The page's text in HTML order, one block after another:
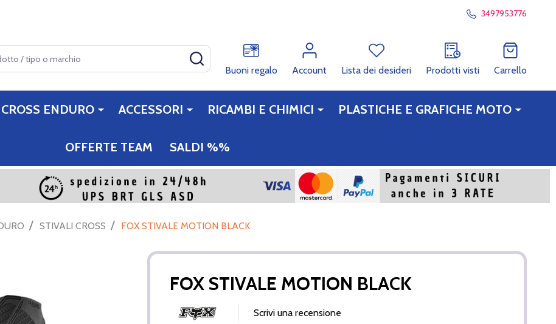
3497953776
Buoni regalo
Account Lista dei desideri Prodotti visti Carrello
CROSS ENDURO ACCESSORI RICAMBI E CHIMICI PLASTICHE E GRAFICHE MOTO
OFFERTE TEAM SALDI %%
/ STIVALI CROSS / FOX STIVALE MOTION BLACK
FOX STIVALE MOTION BLACK
Scrivi una recensione